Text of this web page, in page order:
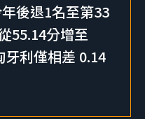
後退1名至第33
55.14分增至
利僅相差 0.14